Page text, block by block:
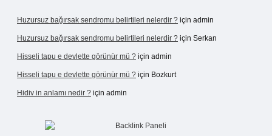
Huzursuz bağırsak sendromu belirtileri nelerdir ? için admin
Huzursuz bağırsak sendromu belirtileri nelerdir ? için Serkan
Hisseli tapu e devlette görünür mü ? için admin
Hisseli tapu e devlette görünür mü ? için Bozkurt
Hidiv in anlamı nedir ? için admin